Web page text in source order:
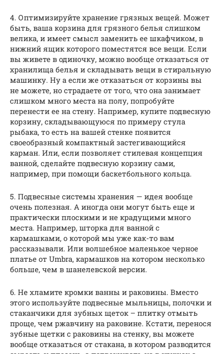
4. Оптимизируйте хранение грязных вещей. Может
быть, ваша корзина для грязного белья слишком
велика, и имеет смысл заменить ее шкафчиком, в
нижний ящик которого поместятся все вещи. Если
вы живете в одиночку, можно вообще отказаться от
хранилища белья и складывать вещи в стиральную
машинку. Ну а если же отказаться от корзины вы
не можете, но страдаете от того, что она занимает
слишком много места на полу, попробуйте
перенести ее на стену. Например, купите подвесную
корзину, складывающуюся по примеру стула
рыбака, то есть на вашей стенке появится
своеобразный компактный застегивающийся
карман. Или, если позволяет стилевая концепция
ванной, сделайте подвесную корзину сами,
например, при помощи баскетбольного кольца.
5. Подвесные системы хранения — идея вообще
очень полезная. А иногда они могут быть еще и
практически плоскими и не крадущими много
места. Например, шторка для ванной с
кармашками, о которой мы уже как-то вам
рассказывали. Или волшебное маленькое черное
платье от Umbra, кармашков на котором несколько
больше, чем в шанелевской версии.
6. Не хламите кромки ванны и раковины. Вместо
этого используйте подвесные мыльницы, полочки и
стаканчики для зубных щеток – плитку отмыть
проще, чем ржавчину на раковине. Кстати, перенося
зубные щетки с раковины на стенку, вы можете
вообще отказаться от стакана, в котором разводится